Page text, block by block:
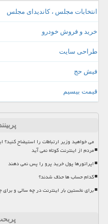
انتخابات مجلس ، کاندیدای مجلس
خرید و فروش خودرو
طراحی سایت
فیش حج
قیمت بیسیم
می خواهید وزیر ارتباطات را استیضاح کنید؟
مردم از اینترنت کوتاه نمی آید
اپراتورها پول خرید پرو را پس نمی دهند
کدام حساب ها حذف شدند؟
برای نخستین بار اینترنت در چه سالی و